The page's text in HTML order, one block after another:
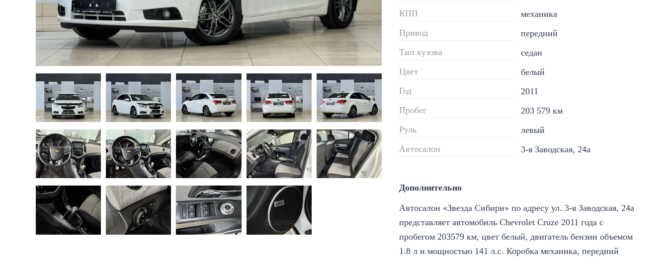
КПП
механика
Привод
передний
Тип кузова
седан
Цвет
белый
Год
2011
Пробег
203 579 км
Руль
левый
Автосалон
3-я Заводская, 24а
Дополнительно
Автосалон «Звезда Сибири» по адресу ул. 3-я Заводская, 24а
представляет автомобиль Chevrolet Cruze 2011 года с
пробегом 203579 км, цвет белый, двигатель бензин объемом
1.8 л и мощностью 141 л.с. Коробка механика, передний